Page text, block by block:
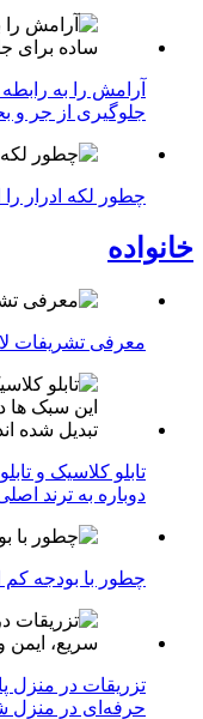
آرامش را به
جلوگیری از جر و
چطور لکه ادرار
خانواده
معرفی تشریفات
تابلو کلاسیک و
دوباره به ترند
چطور با بودجه کم
تزریقات در منزل
حرفه‌ای در منزل